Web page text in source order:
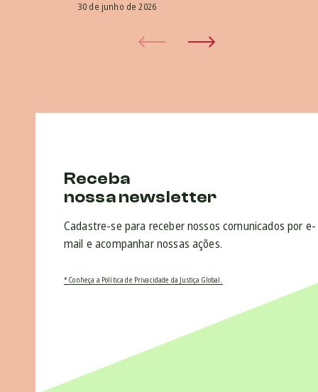
30 de junho de 2026
Receba
nossa newsletter
Cadastre-se para receber nossos comunicados por e-
mail e acompanhar nossas ações.
* Conheça a Política de Privacidade da Justiça Global.